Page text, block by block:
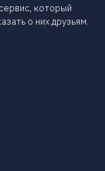
который
о них друзьям.